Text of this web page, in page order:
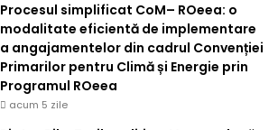
Procesul simplificat CoM– ROeea: o
modalitate eficientă de implementare
a angajamentelor din cadrul Convenției
Primarilor pentru Climă și Energie prin
Programul ROeea
acum 5 zile